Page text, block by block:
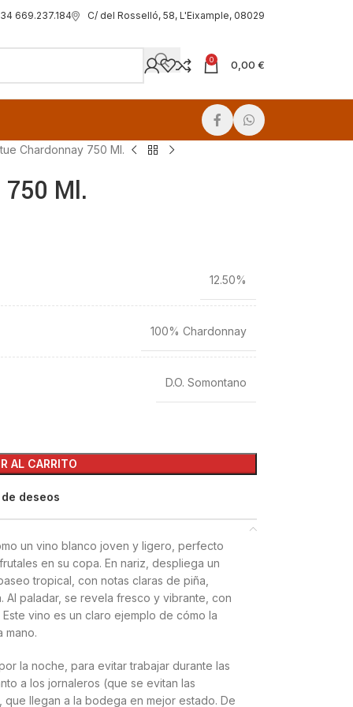
669.237.184 C/ del Rosselló, 58, L'Eixample, 08029
0 0,00 €
Chardonnay 750 Ml.
Ml.
12.50%
100% Chardonnay
D.O. Somontano
AL CARRITO
deseos
un vino blanco joven y ligero, perfecto
en su copa. En nariz, despliega un
tropical, con notas claras de piña,
Al paladar, se revela fresco y vibrante, con
vino es un claro ejemplo de cómo la
mano.
la noche, para evitar trabajar durante las
a los jornaleros (que se evitan las
llegan a la bodega en mejor estado. De